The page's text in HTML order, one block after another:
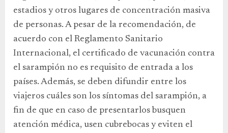
estadios y otros lugares de concentración masiva
de personas. A pesar de la recomendación, de
acuerdo con el Reglamento Sanitario
Internacional, el certificado de vacunación contra
el sarampión no es requisito de entrada a los
países. Además, se deben difundir entre los
viajeros cuáles son los síntomas del sarampión, a
fin de que en caso de presentarlos busquen
atención médica, usen cubrebocas y eviten el